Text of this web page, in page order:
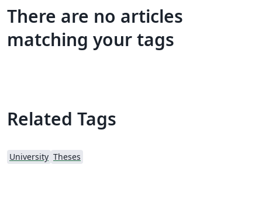
There are no articles
matching your tags
Related Tags
University Theses